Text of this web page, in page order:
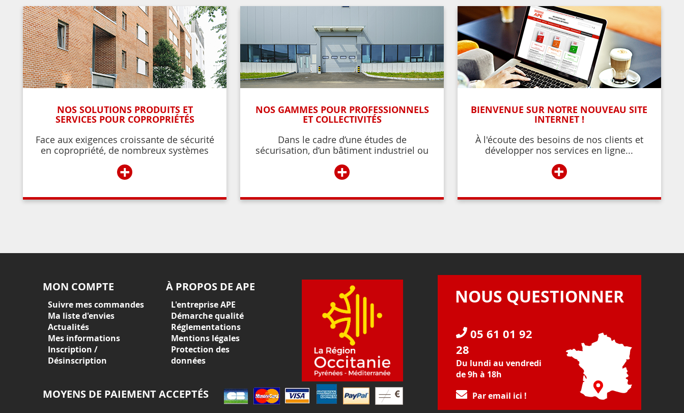
NOS SOLUTIONS PRODUITS ET
SERVICES POUR COPROPRIÉTÉS
Face aux exigences croissante de sécurité
en copropriété, de nombreux systèmes
l’accès à l’immeuble aux résidents ou aux
personnes autorisées par ces derniers.
+
NOS GAMMES POUR PROFESSIONNELS
ET COLLECTIVITÉS
Dans le cadre d’une études de
sécurisation, d’un bâtiment industriel ou
du public,
+
BIENVENUE SUR NOTRE NOUVEAU SITE
INTERNET !
À l'écoute des besoins de nos clients et
développer nos services en ligne...
+
MON COMPTE
Suivre mes commandes
Ma liste d'envies
Actualités
Mes informations
Inscription /
Désinscription
À PROPOS DE APE
L'entreprise APE
Démarche qualité
Réglementations
Mentions légales
Protection des
données
MOYENS DE PAIEMENT ACCEPTÉS
NOUS QUESTIONNER
05 61 01 92
28
Du lundi au vendredi
de 9h à 18h
Par email ici !